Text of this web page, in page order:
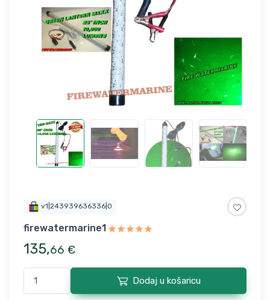
v1|243939636336|0
firewatermarine1
135,66 €
Dodaj u košaricu